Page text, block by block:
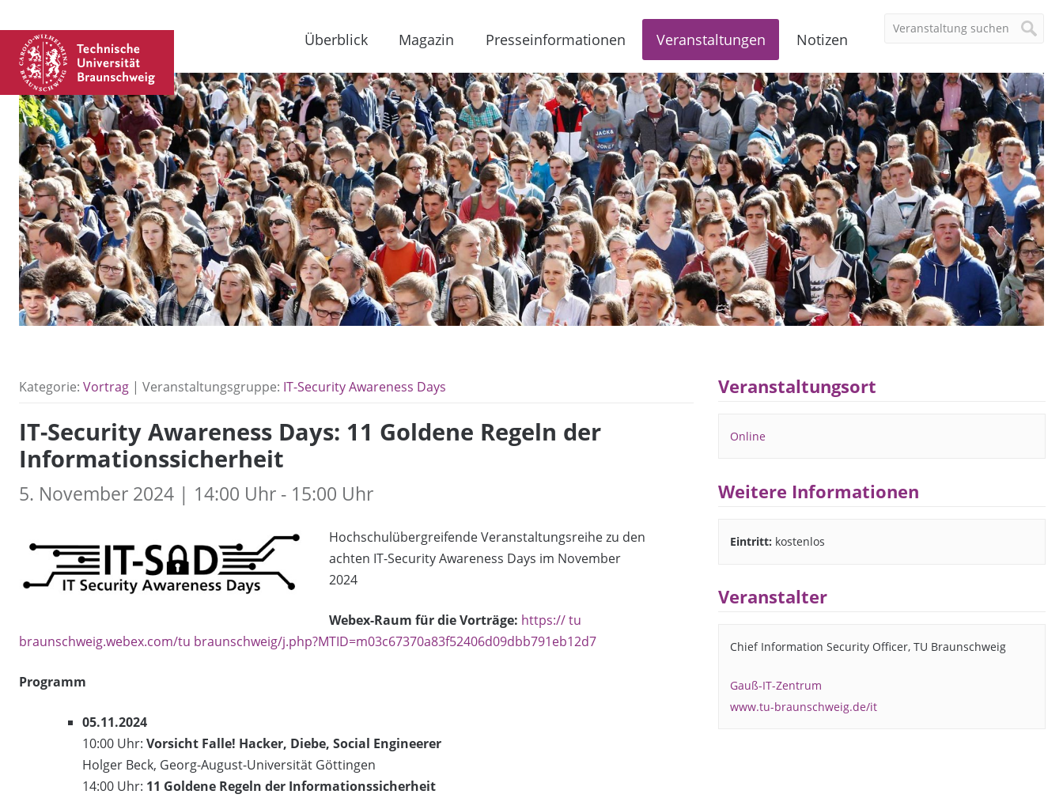
Überblick Magazin Presseinformationen Veranstaltungen Notizen
Kategorie: Vortrag | Veranstaltungsgruppe: IT-Security Awareness Days
IT-Security Awareness Days: 11 Goldene Regeln der
Informationssicherheit
5. November 2024 | 14:00 Uhr - 15:00 Uhr
Hochschulübergreifende Veranstaltungsreihe zu den
achten IT-Security Awareness Days im November
2024
Webex-Raum für die Vorträge: https:// tu
braunschweig.webex.com/tu braunschweig/j.php?MTID=m03c67370a83f52406d09dbb791eb12d7
Programm
05.11.2024
10:00 Uhr: Vorsicht Falle! Hacker, Diebe, Social Engineerer
Holger Beck, Georg-August-Universität Göttingen
14:00 Uhr: 11 Goldene Regeln der Informationssicherheit
Veranstaltungsort
Online
Weitere Informationen
Eintritt: kostenlos
Veranstalter
Chief Information Security Officer, TU Braunschweig
Gauß-IT-Zentrum
www.tu-braunschweig.de/it